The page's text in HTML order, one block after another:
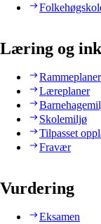
Læring og
Rammeplaner
Læreplaner
Skolemiljø
Tilpasset
Fravær
Vurdering
Eksamen